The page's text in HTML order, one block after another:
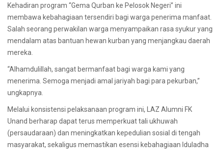
Kehadiran program “Gema Qurban ke Pelosok Negeri” ini
membawa kebahagiaan tersendiri bagi warga penerima manfaat.
Salah seorang perwakilan warga menyampaikan rasa syukur yang
mendalam atas bantuan hewan kurban yang menjangkau daerah
mereka.
“Alhamdulillah, sangat bermanfaat bagi warga kami yang
menerima. Semoga menjadi amal jariyah bagi para pekurban,”
ungkapnya.
Melalui konsistensi pelaksanaan program ini, LAZ Alumni FK
Unand berharap dapat terus memperkuat tali ukhuwah
(persaudaraan) dan meningkatkan kepedulian sosial di tengah
masyarakat, sekaligus memastikan esensi kebahagiaan Iduladha